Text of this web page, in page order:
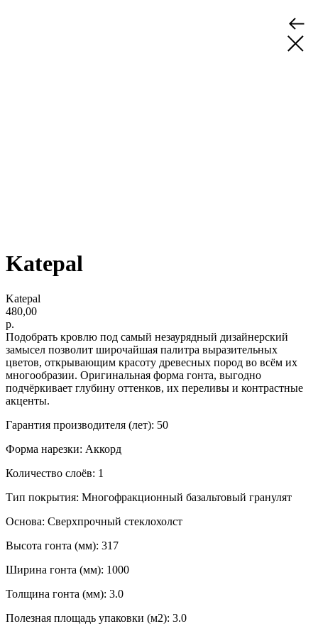
Katepal
Katepal
480,00
р.
Подобрать кровлю под самый незаурядный дизайнерский
замысел позволит широчайшая палитра выразительных
цветов, открывающим красоту древесных пород во всём их
многообразии. Оригинальная форма гонта, выгодно
подчёркивает глубину оттенков, их переливы и контрастные
акценты.
Гарантия производителя (лет): 50
Форма нарезки: Аккорд
Количество слоёв: 1
Тип покрытия: Многофракционный базальтовый гранулят
Основа: Сверхпрочный стеклохолст
Высота гонта (мм): 317
Ширина гонта (мм): 1000
Толщина гонта (мм): 3.0
Полезная площадь упаковки (м2): 3.0